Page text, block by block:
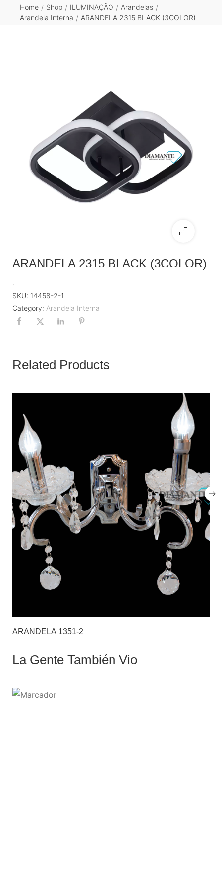
Home / Shop / ILUMINAÇÃO / Arandelas /
Arandela Interna / ARANDELA 2315 BLACK (3COLOR)
ARANDELA 2315 BLACK (3COLOR)
.
SKU: 14458-2-1
Category: Arandela Interna
Related Products
ARANDELA 1351-2
La Gente También Vio